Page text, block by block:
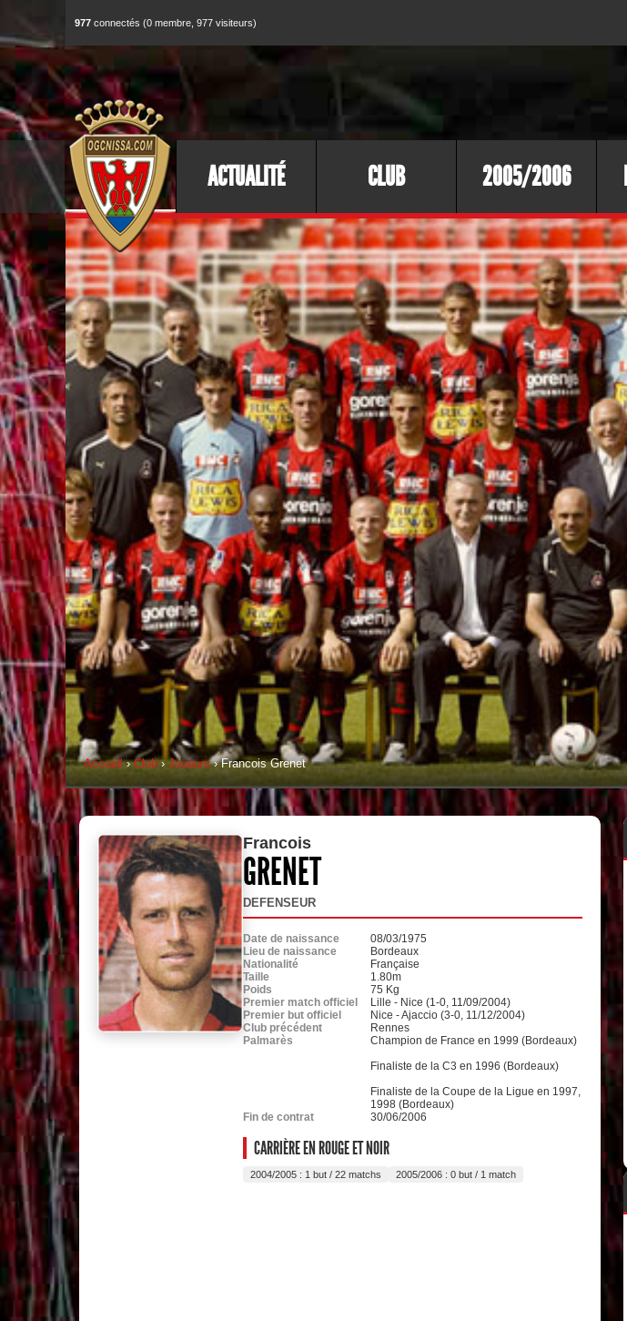
977 connectés (0 membre, 977 visiteurs)
ACTUALITÉ CLUB 2005/2006
Accueil›Club›Joueurs› Francois Grenet
Francois
GRENET
DEFENSEUR
Date de naissance
08/03/1975
Lieu de naissance
Bordeaux
Nationalité
Française
Taille
1.80m
Poids
75 Kg
Premier match officiel
Lille - Nice (1-0, 11/09/2004)
Premier but officiel
Nice - Ajaccio (3-0, 11/12/2004)
Club précédent
Rennes
Palmarès
Champion de France en 1999 (Bordeaux)
Finaliste de la C3 en 1996 (Bordeaux)
Finaliste de la Coupe de la Ligue en 1997,
1998 (Bordeaux)
Fin de contrat
30/06/2006
CARRIÈRE EN ROUGE ET NOIR
2004/2005 : 1 but / 22 matchs 2005/2006 : 0 but / 1 match